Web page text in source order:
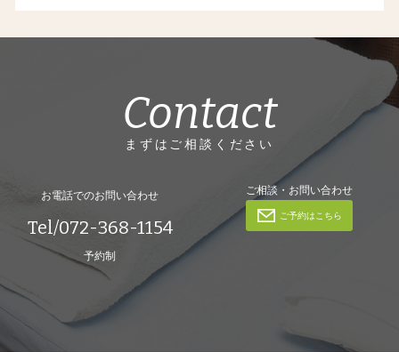
Contact
まずはご相談ください
お電話でのお問い合わせ
Tel/072-368-1154
予約制
ご相談・お問い合わせ
ご予約はこちら